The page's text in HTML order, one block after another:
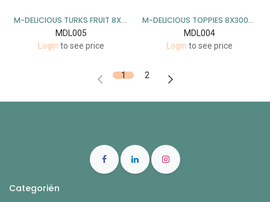
M-DELICIOUS TURKS FRUIT 8X300GR
MDL005
Login to see price
M-DELICIOUS TOPPIES 8X300GR
MDL004
Login to see price
1 2
Categoriën